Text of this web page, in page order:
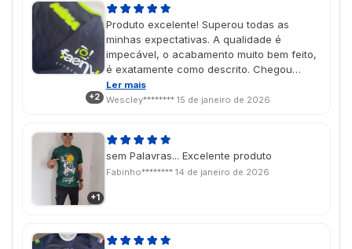
+2
Produto excelente! Superou todas as
minhas expectativas. A qualidade é
impecável, o acabamento muito bem feito,
é exatamente como descrito. Chegou
dentro do prazo, bem embalado e em
perfeito estado. Com certeza recomendo
Ler mais
Wescley******** 15 de janeiro de 2026
+1
sem Palavras... Excelente produto
Fabinho******** 14 de janeiro de 2026